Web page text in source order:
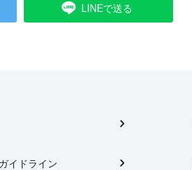
LINEで送る
イドライン